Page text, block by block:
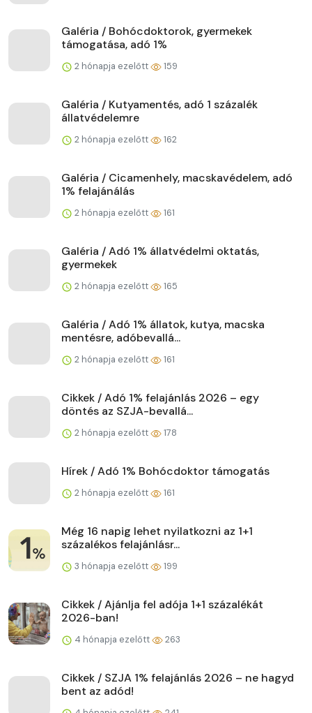
Galéria / Bohócdoktorok, gyermekek
támogatása, adó 1%
2 hónapja ezelőtt 159
Galéria / Kutyamentés, adó 1 százalék
állatvédelemre
2 hónapja ezelőtt 162
Galéria / Cicamenhely, macskavédelem, adó
1% felajánálás
2 hónapja ezelőtt 161
Galéria / Adó 1% állatvédelmi oktatás,
gyermekek
2 hónapja ezelőtt 165
Galéria / Adó 1% állatok, kutya, macska
mentésre, adóbevallá...
2 hónapja ezelőtt 161
Cikkek / Adó 1% felajánlás 2026 – egy
döntés az SZJA-bevallá...
2 hónapja ezelőtt 178
Hírek / Adó 1% Bohócdoktor támogatás
2 hónapja ezelőtt 161
Még 16 napig lehet nyilatkozni az 1+1
százalékos felajánlásr...
3 hónapja ezelőtt 199
Cikkek / Ajánlja fel adója 1+1 százalékát
2026-ban!
4 hónapja ezelőtt 263
Cikkek / SZJA 1% felajánlás 2026 – ne hagyd
bent az adód!